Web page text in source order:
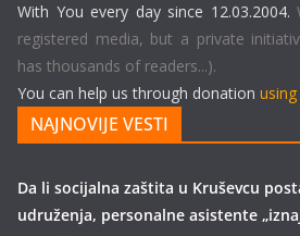
With You every day since 12.03.2004.
registered media, but a private
has thousands of readers...).
You can help us through donation using
NAJNOVIJE VESTI
Da li socijalna zaštita u Kruševcu
udruženja, personalne asistente